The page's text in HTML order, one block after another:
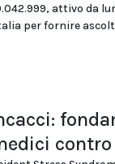
attivo da
per fornire